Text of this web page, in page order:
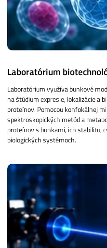
Laboratórium
Laboratórium využíva bunkové
na štúdium expresie, lokalizácie a
proteínov. Pomocou konfokálnej
spektroskopických metód a
proteínov s bunkami, ich stabilitu,
biologických systémoch.